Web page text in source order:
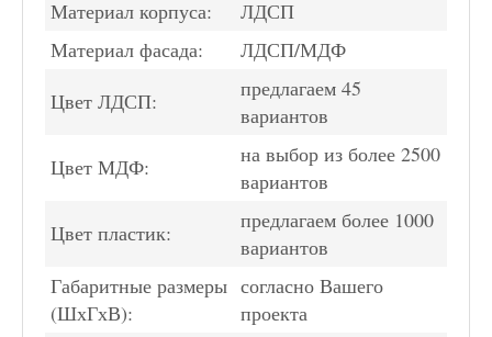
Материал корпуса:
ЛДСП
Материал фасада:
ЛДСП/МДФ
Цвет ЛДСП:
предлагаем 45
вариантов
Цвет МДФ:
на выбор из более 2500
вариантов
Цвет пластик:
предлагаем более 1000
вариантов
Габаритные размеры
(ШхГхВ):
согласно Вашего
проекта